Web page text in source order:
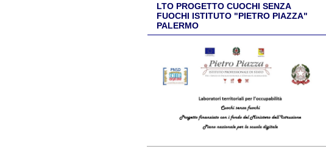
LTO PROGETTO CUOCHI SENZA
FUOCHI ISTITUTO "PIETRO PIAZZA"
PALERMO